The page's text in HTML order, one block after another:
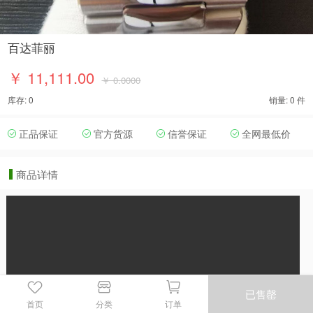
百达菲丽
￥ 11,111.00 ￥ 0.0000
库存: 0 销量: 0 件
正品保证 官方货源 信誉保证 全网最低价
商品详情
首页 分类 订单
已售罄